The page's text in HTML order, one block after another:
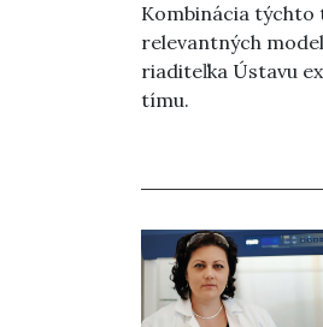
Kombinácia týchto
relevantných
riaditeľka Ústavu
tímu.